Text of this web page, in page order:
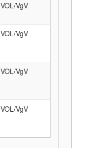
VOL/VgV
VOL/VgV
VOL/VgV
VOL/VgV